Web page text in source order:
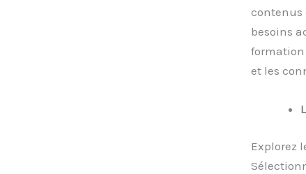
contenus
besoins
formation
et les
Explorez